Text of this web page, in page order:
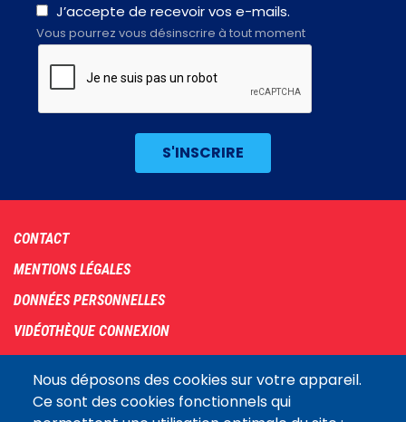
Nous déposons des cookies sur votre appareil.
Ce sont des cookies fonctionnels qui
J’accepte de recevoir vos e-mails.
Vous pourrez vous désinscrire à tout moment
Footer
menu
CONTACT
MENTIONS LÉGALES
DONNÉES PERSONNELLES
VIDÉOTHÈQUE CONNEXION